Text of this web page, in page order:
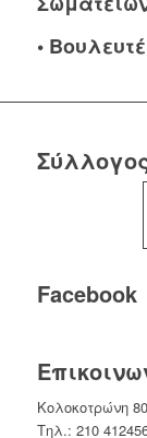
•
Facebook
Κολοκοτρώνη
Τηλ.: 210